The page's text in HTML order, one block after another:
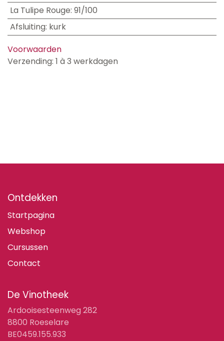
La Tulipe Rouge: 91/100
Afsluiting: kurk
Voorwaarden
Verzending: 1 à 3 werkdagen
Ontdekken
Startpagina
Webshop
Cursussen
Contact
De Vinotheek
Ardooisesteenweg 282
8800 Roeselare
BE0459.155.933